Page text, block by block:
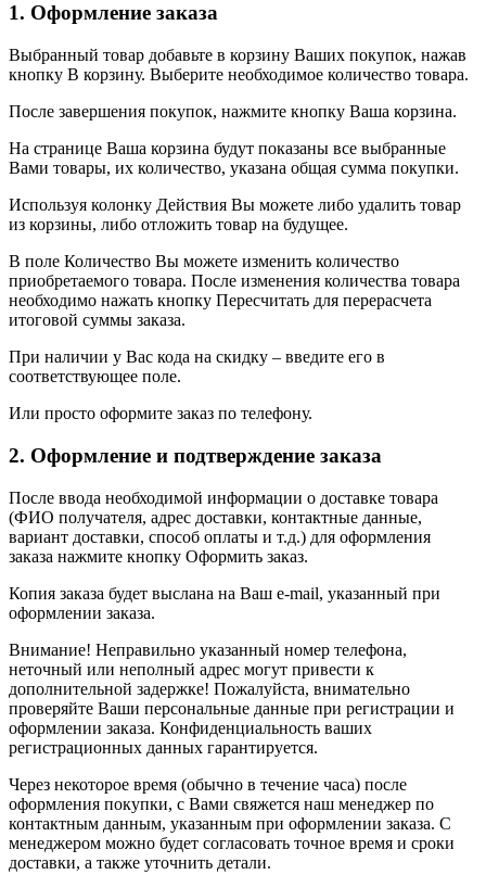
1. Оформление заказа
Выбранный товар добавьте в корзину Ваших покупок, нажав
кнопку В корзину. Выберите необходимое количество товара.
После завершения покупок, нажмите кнопку Ваша корзина.
На странице Ваша корзина будут показаны все выбранные
Вами товары, их количество, указана общая сумма покупки.
Используя колонку Действия Вы можете либо удалить товар
из корзины, либо отложить товар на будущее.
В поле Количество Вы можете изменить количество
приобретаемого товара. После изменения количества товара
необходимо нажать кнопку Пересчитать для перерасчета
итоговой суммы заказа.
При наличии у Вас кода на скидку – введите его в
соответствующее поле.
Или просто оформите заказ по телефону.
2. Оформление и подтверждение заказа
После ввода необходимой информации о доставке товара
(ФИО получателя, адрес доставки, контактные данные,
вариант доставки, способ оплаты и т.д.) для оформления
заказа нажмите кнопку Оформить заказ.
Копия заказа будет выслана на Ваш e-mail, указанный при
оформлении заказа.
Внимание! Неправильно указанный номер телефона,
неточный или неполный адрес могут привести к
дополнительной задержке! Пожалуйста, внимательно
проверяйте Ваши персональные данные при регистрации и
оформлении заказа. Конфиденциальность ваших
регистрационных данных гарантируется.
Через некоторое время (обычно в течение часа) после
оформления покупки, с Вами свяжется наш менеджер по
контактным данным, указанным при оформлении заказа. С
менеджером можно будет согласовать точное время и сроки
доставки, а также уточнить детали.